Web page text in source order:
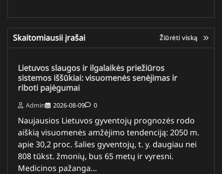
Skaitomiausii įrašai Žiūrėti viską
Lietuvos slaugos ir ilgalaikės priežiūros
sistemos iššūkiai: visuomenės senėjimas ir
riboti pajėgumai
Admin 2026-08-09 0
Naujausios Lietuvos gyventojų prognozės rodo
aiškią visuomenės amžėjimo tendenciją: 2050 m.
apie 30,2 proc. šalies gyventojų, t. y. daugiau nei
808 tūkst. žmonių, bus 65 metų ir vyresni.
Medicinos pažanga…